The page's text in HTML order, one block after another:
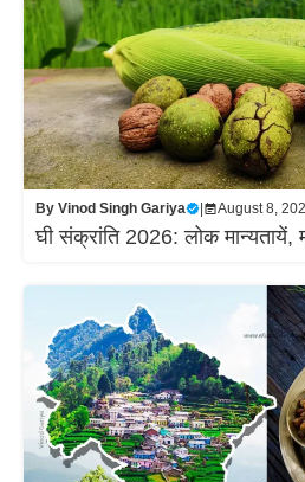
By Vinod Singh Gariya August 8,
घी संक्रांति 2026: लोक मान्यतायें,